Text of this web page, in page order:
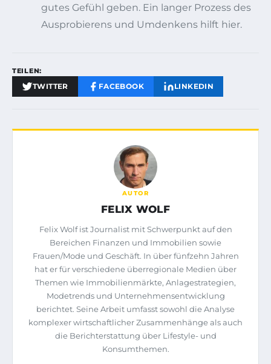
gutes Gefühl geben. Ein langer Prozess des
Ausprobierens und Umdenkens hilft hier.
TEILEN:
TWITTER FACEBOOK LINKEDIN
AUTOR
FELIX WOLF
Felix Wolf ist Journalist mit Schwerpunkt auf den
Bereichen Finanzen und Immobilien sowie
Frauen/Mode und Geschäft. In über fünfzehn Jahren
hat er für verschiedene überregionale Medien über
Themen wie Immobilienmärkte, Anlagestrategien,
Modetrends und Unternehmensentwicklung
berichtet. Seine Arbeit umfasst sowohl die Analyse
komplexer wirtschaftlicher Zusammenhänge als auch
die Berichterstattung über Lifestyle- und
Konsumthemen.